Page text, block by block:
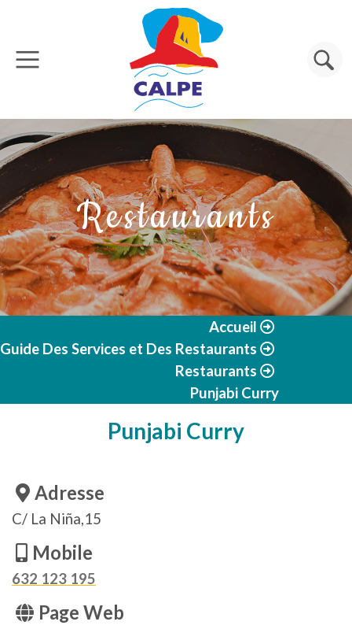
Aller au contenu principal
Rechercher
Restaurants
Accueil
Guide Des Services et Des Restaurants
Restaurants
Punjabi Curry
Punjabi Curry
Adresse
C/ La Niña,15
Mobile
632 123 195
Page Web